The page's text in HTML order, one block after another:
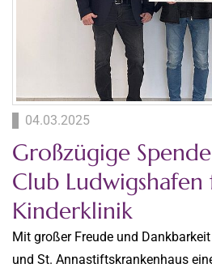
04.03.2025
Großzügige
Club
Kinderklinik
Mit großer Freude und
und St. Annastiftskrankenhaus